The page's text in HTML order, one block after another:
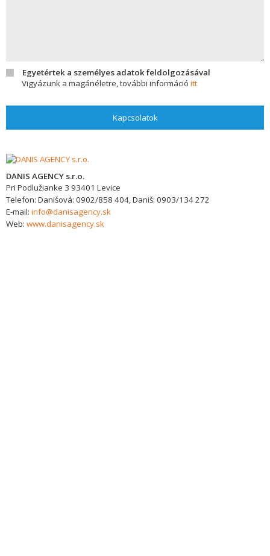
Egyetértek a személyes adatok feldolgozásával
Vigyázunk a magánéletre, további információ itt
Kapcsolatok
DANIS AGENCY s.r.o.
Pri Podlužianke 3 93401 Levice
Telefon: Danišová: 0902/858 404, Daniš: 0903/134 272
E-mail: info@danisagency.sk
Web: www.danisagency.sk